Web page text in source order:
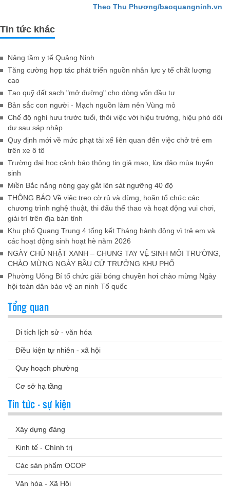
Theo Thu Phương/baoquangninh.vn
Tin tức khác
Nâng tầm y tế Quảng Ninh
Tăng cường hợp tác phát triển nguồn nhân lực y tế chất lượng
cao
Tạo quỹ đất sạch "mở đường" cho dòng vốn đầu tư
Bản sắc con người - Mạch nguồn làm nên Vùng mỏ
Chế độ nghỉ hưu trước tuổi, thôi việc với hiệu trưởng, hiệu phó dôi
dư sau sáp nhập
Quy định mới về mức phạt tài xế liên quan đến việc chở trẻ em
trên xe ô tô
Trường đại học cảnh báo thông tin giả mạo, lừa đảo mùa tuyển
sinh
Miền Bắc nắng nóng gay gắt lên sát ngưỡng 40 độ
THÔNG BÁO Về việc treo cờ rủ và dừng, hoãn tổ chức các
chương trình nghệ thuật, thi đấu thể thao và hoạt động vui chơi,
giải trí trên địa bàn tỉnh
Khu phố Quang Trung 4 tổng kết Tháng hành động vì trẻ em và
các hoạt động sinh hoạt hè năm 2026
NGÀY CHỦ NHẬT XANH – CHUNG TAY VỆ SINH MÔI TRƯỜNG,
CHÀO MỪNG NGÀY BẦU CỬ TRƯỞNG KHU PHỐ
Phường Uông Bí tổ chức giải bóng chuyền hơi chào mừng Ngày
hội toàn dân bảo vệ an ninh Tổ quốc
Tổng quan
Di tích lịch sử - văn hóa
Điều kiện tự nhiên - xã hội
Quy hoạch phường
Cơ sở hạ tầng
Tin tức - sự kiện
Xây dựng đảng
Kinh tế - Chính trị
Các sản phẩm OCOP
Văn hóa - Xã Hội